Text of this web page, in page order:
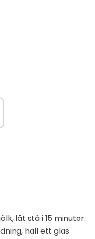
låt stå i 15 minuter.
häll ett glas